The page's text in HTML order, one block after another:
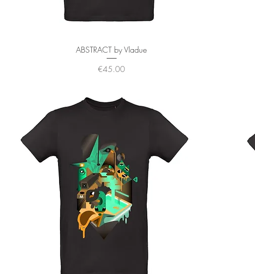
クイックビュー
ABSTRACT by Vladue
価格
€45.00